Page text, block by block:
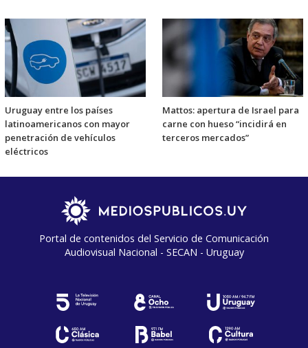
Uruguay entre los países
latinoamericanos con mayor
penetración de vehículos
eléctricos
Mattos: apertura de Israel para
carne con hueso “incidirá en
terceros mercados”
Portal de contenidos del Servicio de Comunicación
Audiovisual Nacional - SECAN - Uruguay